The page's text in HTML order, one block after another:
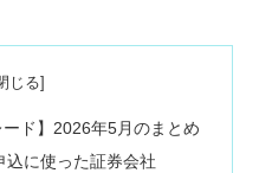
ード】2026年5月のまとめ
込に使った証券会社